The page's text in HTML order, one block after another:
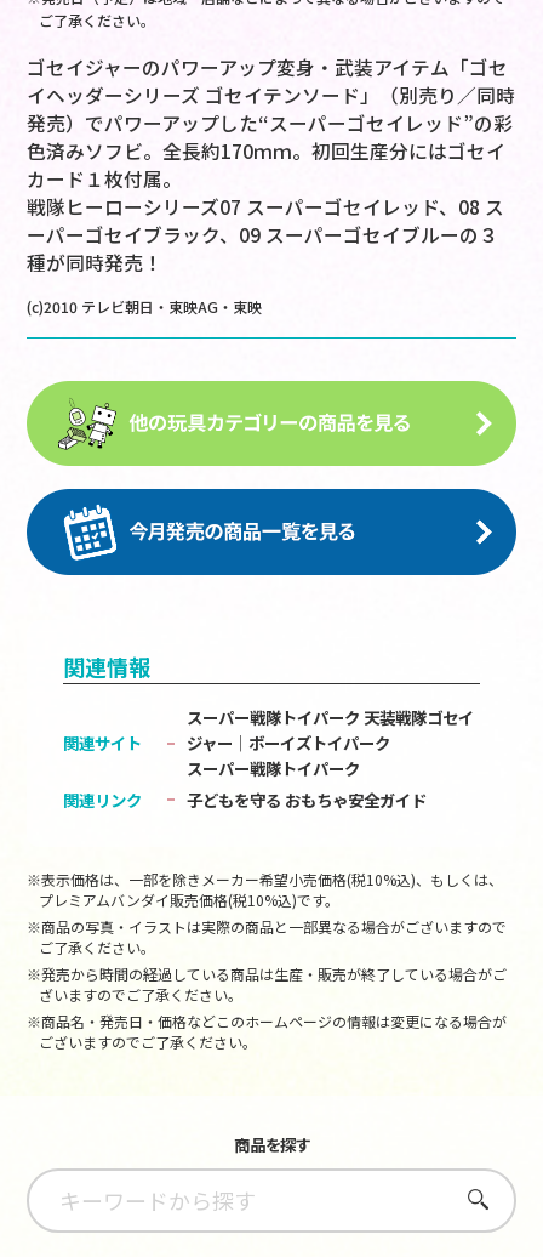
ご了承ください。
ゴセイジャーのパワーアップ変身・武装アイテム「ゴセ
イヘッダーシリーズ ゴセイテンソード」（別売り／同時
発売）でパワーアップした“スーパーゴセイレッド”の彩
色済みソフビ。全長約170ｍｍ。初回生産分にはゴセイ
カード１枚付属。
戦隊ヒーローシリーズ07 スーパーゴセイレッド、08 ス
ーパーゴセイブラック、09 スーパーゴセイブルーの３
種が同時発売！
(c)2010 テレビ朝日・東映AG・東映
関連情報
関連サイト
スーパー戦隊トイパーク 天装戦隊ゴセイ
ジャー│ボーイズトイパーク
スーパー戦隊トイパーク
関連リンク
子どもを守る おもちゃ安全ガイド
※表示価格は、一部を除きメーカー希望小売価格(税10%込)、もしくは、
プレミアムバンダイ販売価格(税10%込)です。
※商品の写真・イラストは実際の商品と一部異なる場合がございますので
ご了承ください。
※発売から時間の経過している商品は生産・販売が終了している場合がご
ざいますのでご了承ください。
※商品名・発売日・価格などこのホームページの情報は変更になる場合が
ございますのでご了承ください。
商品を探す
さがす